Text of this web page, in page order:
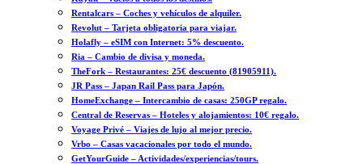
Rentalcars – Coches y vehículos de alquiler.
Revolut – Tarjeta obligatoria para viajar.
Holafly – eSIM con Internet: 5% descuento.
Ria – Cambio de divisa y moneda.
TheFork – Restaurantes: 25€ descuento (81905911).
JR Pass – Japan Rail Pass para Japón.
HomeExchange – Intercambio de casas: 250GP regalo.
Central de Reservas – Hoteles y alojamientos: 10€ regalo.
Voyage Privé – Viajes de lujo al mejor precio.
Vrbo – Casas vacacionales por todo el mundo.
GetYourGuide – Actividades/experiencias/tours.